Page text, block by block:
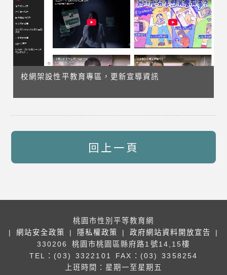
校網架設性平教育專區，更新宣導資訊
回上一頁
桃園市性別平等教育網
| 網站安全政策 | 隱私權政策 | 政府網站資料開放宣告
|
330206 桃園市桃園區縣府路1號14,15樓
TEL：(03) 3322101
FAX：(03) 3358254
上班時間：星期一至星期五